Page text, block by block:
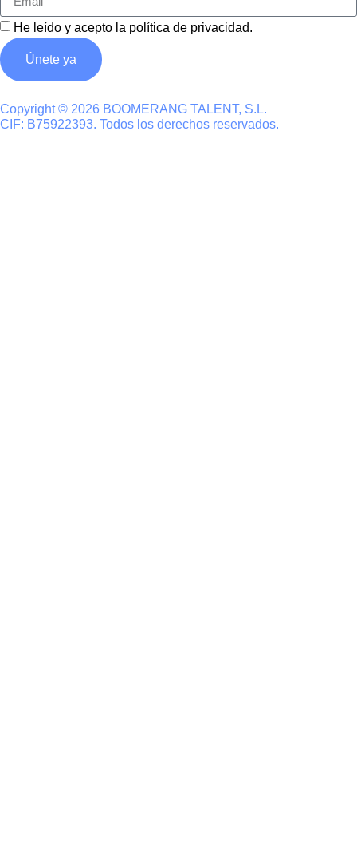
He leído y acepto la política de privacidad.
Únete ya
Copyright © 2026 BOOMERANG TALENT, S.L.
CIF: B75922393. Todos los derechos reservados.